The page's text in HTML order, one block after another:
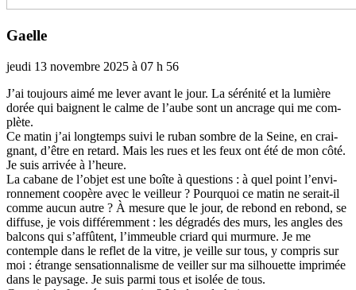
Gaelle
jeudi 13 novembre 2025 à 07 h 56
J’ai tou­­jours aimé me lever avant le jour. La séré­­nité et la lumière
dorée qui bai­gnent le calme de l’aube sont un ancrage qui me com­­
plète.
Ce matin j’ai long­­temps suivi le ruban sombre de la Seine, en crai­­
gnant, d’être en retard. Mais les rues et les feux ont été de mon côté.
Je suis arri­­vée à l’heure.
La cabane de l’objet est une boîte à ques­tions : à quel point l’envi­­
ron­­ne­­ment coo­­père avec le veilleur ? Pourquoi ce matin ne serait-il
comme aucun autre ? À mesure que le jour, de rebond en rebond, se
dif­fuse, je vois dif­­fé­­rem­­ment : les dégra­­dés des murs, les angles des
bal­­cons qui s’affû­­tent, l’immeu­­ble criard qui mur­­mure. Je me
contem­­ple dans le reflet de la vitre, je veille sur tous, y com­­pris sur
moi : étrange sen­­sa­­tion­­na­­lisme de veiller sur ma sil­­houette impri­­mée
dans le pay­­sage. Je suis parmi tous et isolée de tous.